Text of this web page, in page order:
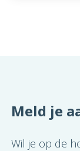
Meld je
Wil je op de